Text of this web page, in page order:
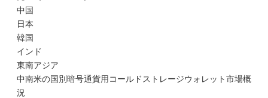
中国
日本
韓国
インド
東南アジア
中南米の国別暗号通貨用コールドストレージウォレット市場概
況